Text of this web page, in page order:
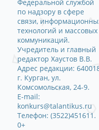
Федеральной службой
по надзору в сфере
связи,
технологий и массовых
коммуникаций.
Учредитель и главный
редактор Хаустов В.В.
Адрес редакции:
г. Курган, ул.
Комсомольская, 24-9.
E-mail:
konkurs@talantikus.ru
Телефон: (3522)451611.
0+